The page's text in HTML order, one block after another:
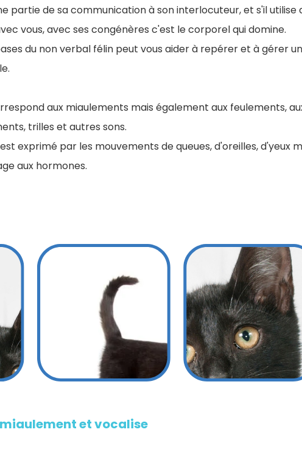
partie de sa communication à son interlocuteur, et s'il utilise
vous, avec ses congénères c'est le corporel qui domine.
du non verbal félin peut vous aider à repérer et à gérer
aux miaulements mais également aux feulements,
trilles et autres sons.
exprimé par les mouvements de queues, d'oreilles, d'yeux
aux hormones.
et vocalise